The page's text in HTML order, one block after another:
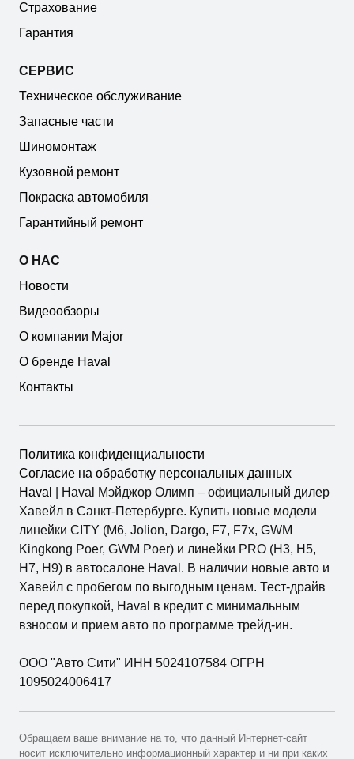
Страхование
Гарантия
СЕРВИС
Техническое обслуживание
Запасные части
Шиномонтаж
Кузовной ремонт
Покраска автомобиля
Гарантийный ремонт
О НАС
Новости
Видеообзоры
О компании Major
О бренде Haval
Контакты
Политика конфиденциальности
Согласие на обработку персональных данных
Haval
| Haval Мэйджор Олимп – официальный дилер
Хавейл в Санкт-Петербурге. Купить новые модели
линейки CITY (M6, Jolion, Dargo, F7, F7x, GWM
Kingkong Poer, GWM Poer) и линейки PRO (H3, H5,
H7, H9) в автосалоне Haval. В наличии новые авто и
Хавейл с пробегом по выгодным ценам. Тест-драйв
перед покупкой, Haval в кредит с минимальным
взносом и прием авто по программе трейд-ин.
ООО "Авто Сити" ИНН 5024107584 ОГРН
1095024006417
Обращаем ваше внимание на то, что данный Интернет-сайт
носит исключительно информационный характер и ни при каких